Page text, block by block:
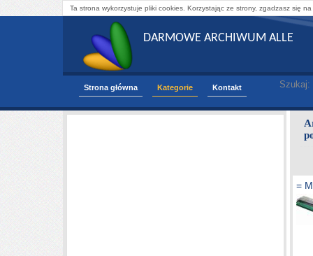
Ta strona wykorzystuje pliki cookies. Korzystając ze strony, zgadzasz się
DARMOWE ARCHIWUM ALLE
Strona główna Kategorie Kontakt Szukaj:
=